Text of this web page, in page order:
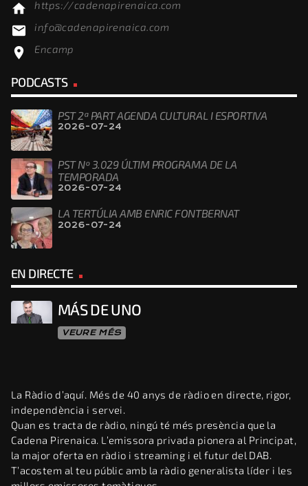
home https://cadenapirenaica.com
email info@cadenapirenaica.com
location_on Encamp
PODCASTS
PST 2ª PART AGENDA CULTURAL I ESPORTIVA
2026-07-24
PST Nº 3.029 ÚLTIM PROGRAMA DE LA
TEMPORADA
2026-07-24
LA TERTÚLIA AMB ENRIC FONTBERNAT
2026-07-24
EN DIRECTE
MÁS DE UNO
VEURE MÉS
La Ràdio d’aquí. Més de 40 anys de ràdio en directe, rigor,
independència i servei.
Quan es tracta de ràdio, ningú té més presència que la
Cadena Pirenaica. L’emissora privada pionera al Principat,
la major oferta en ràdio i streaming i el futur del DAB.
T’acostem al teu públic amb la ràdio generalista líder i les